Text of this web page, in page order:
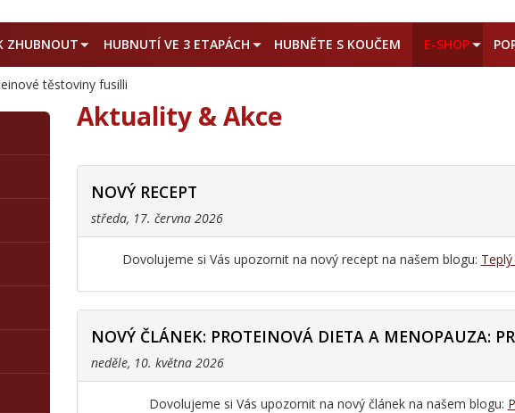
ZHUBNOUT HUBNUTÍ VE 3 ETAPÁCH HUBNĚTE S KOUČEM E-SHOP
těstoviny fusilli
Aktuality & Akce
NOVÝ RECEPT
středa, 17. června 2026
Dovolujeme si Vás upozornit na nový recept na našem blogu:
NOVÝ ČLÁNEK: PROTEINOVÁ DIETA A MENOPAUZA:
neděle, 10. května 2026
Dovolujeme si Vás upozornit na nový článek na našem blogu: